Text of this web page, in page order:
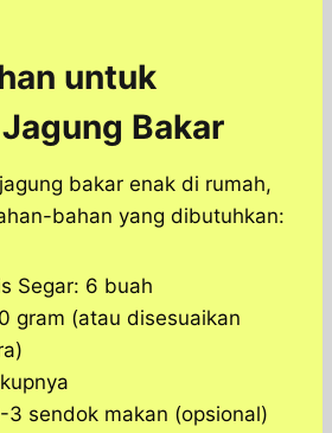
untuk
Bakar
bakar enak di rumah,
bahan yang dibutuhkan:
Segar: 6 buah
gram (atau disesuaikan
3 sendok makan (opsional)